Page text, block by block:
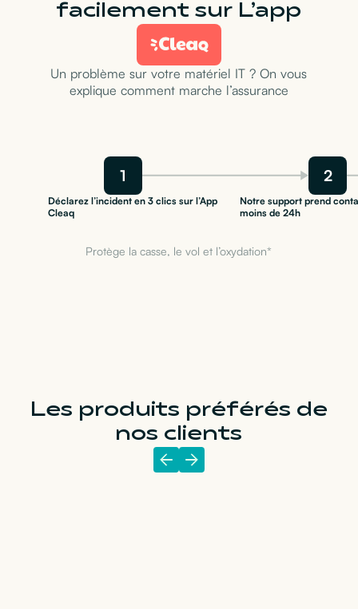
facilement sur L’app
Un problème sur votre matériel IT ? On vous
explique comment marche l’assurance
1 2
Déclarez l’incident en 3 clics sur l’App
Cleaq
Notre support prend
moins de 24h
Protège la casse, le vol et l’oxydation*
Les produits préférés de
nos clients